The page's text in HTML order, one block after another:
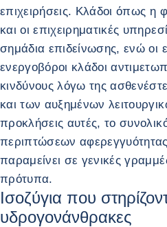
επιχειρήσεις. Κλάδοι όπως η
και οι επιχειρηματικές
σημάδια επιδείνωσης, ενώ οι
ενεργοβόροι κλάδοι
κινδύνους λόγω της
και των αυξημένων
προκλήσεις αυτές, το
περιπτώσεων
παραμείνει σε γενικές
πρότυπα.
Ισοζύγια που
υδρογονάνθρακες